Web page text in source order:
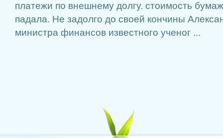
платежи по внешнему долгу. стоимость
падала. Не задолго до своей кончины
министра финансов известного ученог ...